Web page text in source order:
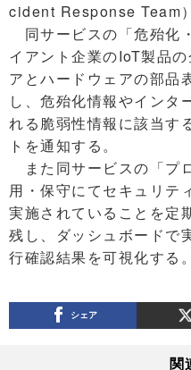
cident Response Team
同サービスの「危殆化
イアント企業のIoT製品
アとハードウェアの部品
し、危殆化情報やインタ
れる脆弱性情報に該当す
トを通知する。
また同サービスの「プ
用・保守にてセキュリテ
実施されていることを定
残し、ダッシュボードで
行確認結果を可視化する。
シェア
関